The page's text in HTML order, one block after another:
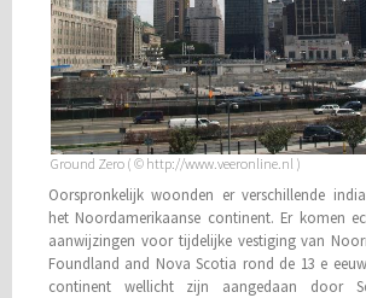
Ground Zero ( © http://www.veeronline.nl )
Oorspronkelijk woonden er verschillende
het Noordamerikaanse continent. Er komen
aanwijzingen voor tijdelijke vestiging van
Foundland and Nova Scotia rond de 13 e
continent wellicht zijn aangedaan door